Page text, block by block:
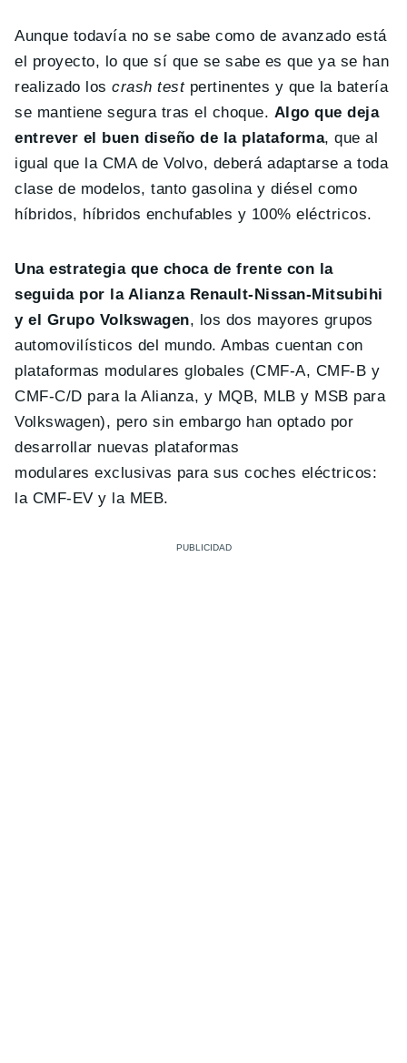
Aunque todavía no se sabe como de avanzado está
el proyecto, lo que sí que se sabe es que ya se han
realizado loscrash testpertinentes y que la batería
se mantiene segura tras el choque. Algo que deja
entrever el buen diseño de la plataforma, que al
igual que la CMA de Volvo, deberá adaptarse a toda
clase de modelos, tanto gasolina y diésel como
híbridos, híbridos enchufables y 100% eléctricos.
Una estrategia que choca de frente con la
seguida por la Alianza Renault-Nissan-Mitsubihi
y el Grupo Volkswagen, los dos mayores grupos
automovilísticos del mundo. Ambas cuentan con
plataformas modulares globales (CMF-A, CMF-B y
CMF-C/D para la Alianza, y MQB, MLB y MSB para
Volkswagen), pero sin embargo han optado por
desarrollar nuevas plataformas
modulares exclusivas para sus coches eléctricos:
la CMF-EV y la MEB.